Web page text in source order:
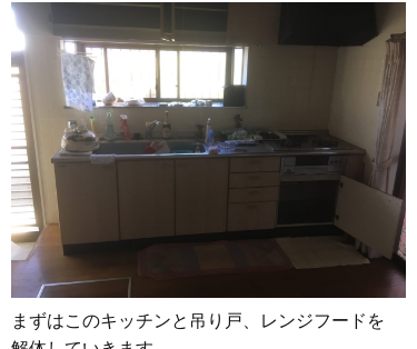
まずはこのキッチンと吊り戸、レンジフードを